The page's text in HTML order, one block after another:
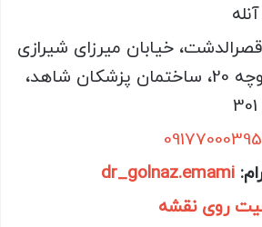
قصرالدشت، خیابان میرزای شیرازی
شرقی، نبش کوچه 20، ساختمان پزشکان شاهد،
09177000395
dr_golnaz.emami
روی نقشه